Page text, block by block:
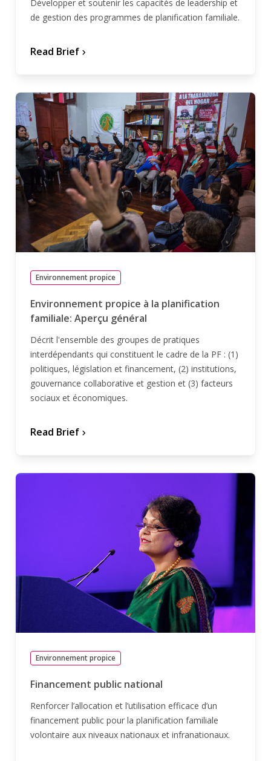
Développer et soutenir les capacités de leadership et
de gestion des programmes de planification familiale.
Read Brief chevron_forward
Environnement propice
Environnement propice à la planification
familiale: Aperçu général
Décrit l'ensemble des groupes de pratiques
interdépendants qui constituent le cadre de la PF : (1)
politiques, législation et financement, (2) institutions,
gouvernance collaborative et gestion et (3) facteurs
sociaux et économiques.
Read Brief chevron_forward
Environnement propice
Financement public national
Renforcer l’allocation et l’utilisation efficace d’un
financement public pour la planification familiale
volontaire aux niveaux nationaux et infranationaux.